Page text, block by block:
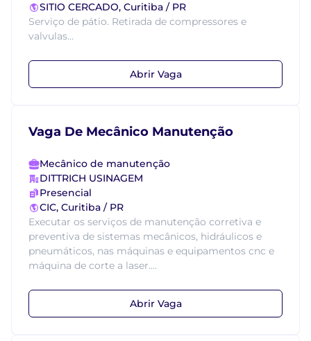
SITIO CERCADO, Curitiba / PR
Serviço de pátio. Retirada de compressores e
valvulas...
Abrir Vaga
Vaga De Mecânico Manutenção
Mecânico de manutenção
DITTRICH USINAGEM
Presencial
CIC, Curitiba / PR
Executar os serviços de manutenção corretiva e
preventiva de sistemas mecânicos, hidráulicos e
pneumáticos, nas máquinas e equipamentos cnc e
máquina de corte a laser....
Abrir Vaga